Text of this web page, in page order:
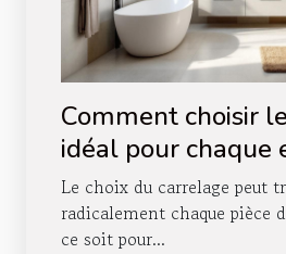
Comment choisir
idéal pour chaque
votre maison ?
Le choix du carrelage peut
radicalement chaque pièce
ce soit pour...